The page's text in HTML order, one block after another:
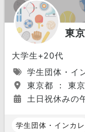
東
大学生+20代
学生団体・イ
東京都 ： 東
土日祝休みの
学生団体・インカレ